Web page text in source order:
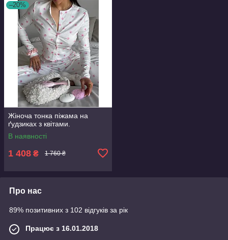
–20%
Жіноча тонка піжама на
ґудзиках з квітами.
В наявності
1 408 ₴ 1 760 ₴
Про нас
89% позитивних з 102 відгуків за рік
Працює з 16.01.2018